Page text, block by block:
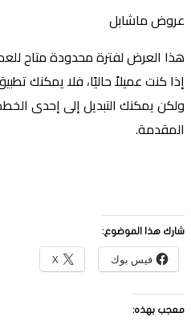
عروض ماشابل
هذا العرض لفترة محدودة متاح
إذا كنت عميلاً حاليًا، فلا يمكنك
ولكن يمكنك التبديل إلى إحدى
المقدمة.
شارك هذا الموضوع:
فيس بوك X
معجب بهذه: